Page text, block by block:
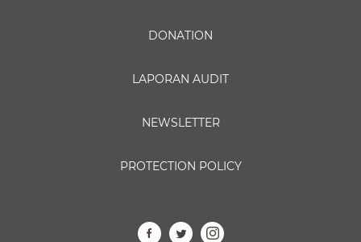
DONATION
LAPORAN AUDIT
NEWSLETTER
PROTECTION POLICY